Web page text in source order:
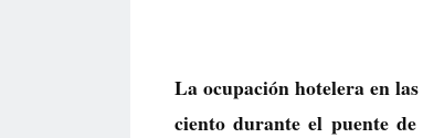
La ocupación hotelera en
ciento durante el puente